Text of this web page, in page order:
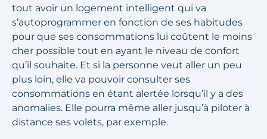
tout avoir un logement intelligent qui va
s’autoprogrammer en fonction de ses habitudes
pour que ses consommations lui coûtent le moins
cher possible tout en ayant le niveau de confort
qu’il souhaite. Et si la personne veut aller un peu
plus loin, elle va pouvoir consulter ses
consommations en étant alertée lorsqu’il y a des
anomalies. Elle pourra même aller jusqu’à piloter à
distance ses volets, par exemple.